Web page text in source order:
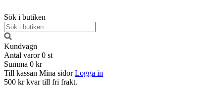
Sök i butiken
Kundvagn
Antal varor 0 st
Summa 0 kr
Till kassan Mina sidor Logga in
500 kr kvar till fri frakt.